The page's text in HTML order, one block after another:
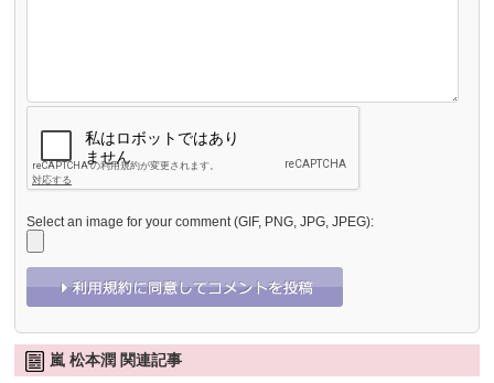
Select an image for your comment (GIF, PNG, JPG, JPEG):
嵐 松本潤 関連記事